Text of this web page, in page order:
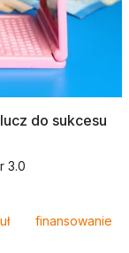
do sukcesu
3.0
finansowanie